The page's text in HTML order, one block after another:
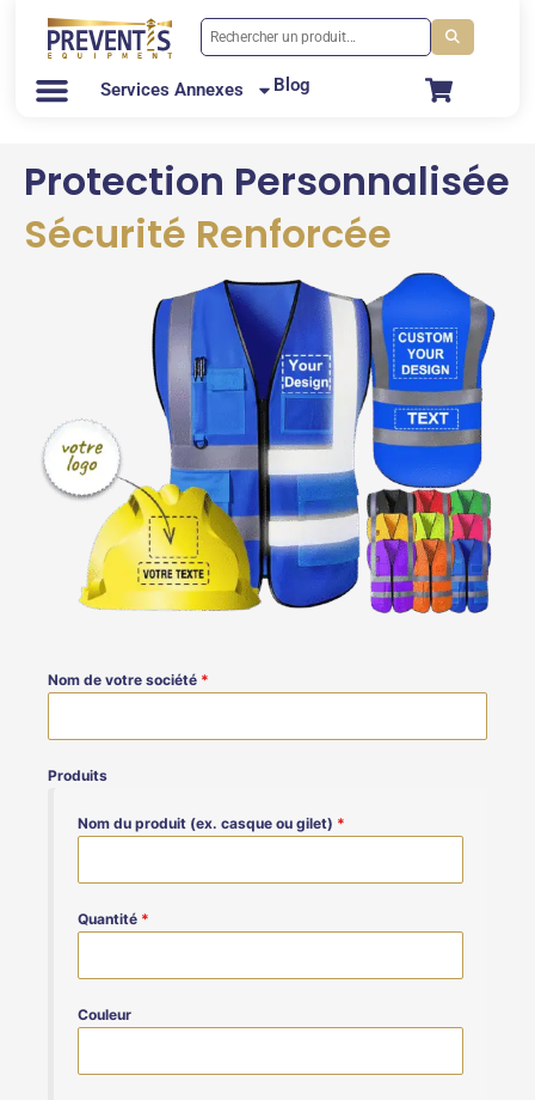
Services Annexes Blog
Protection Personnalisée
Sécurité Renforcée
Nom de votre société *
Produits
Nom du produit (ex. casque ou gilet) *
Quantité *
Couleur